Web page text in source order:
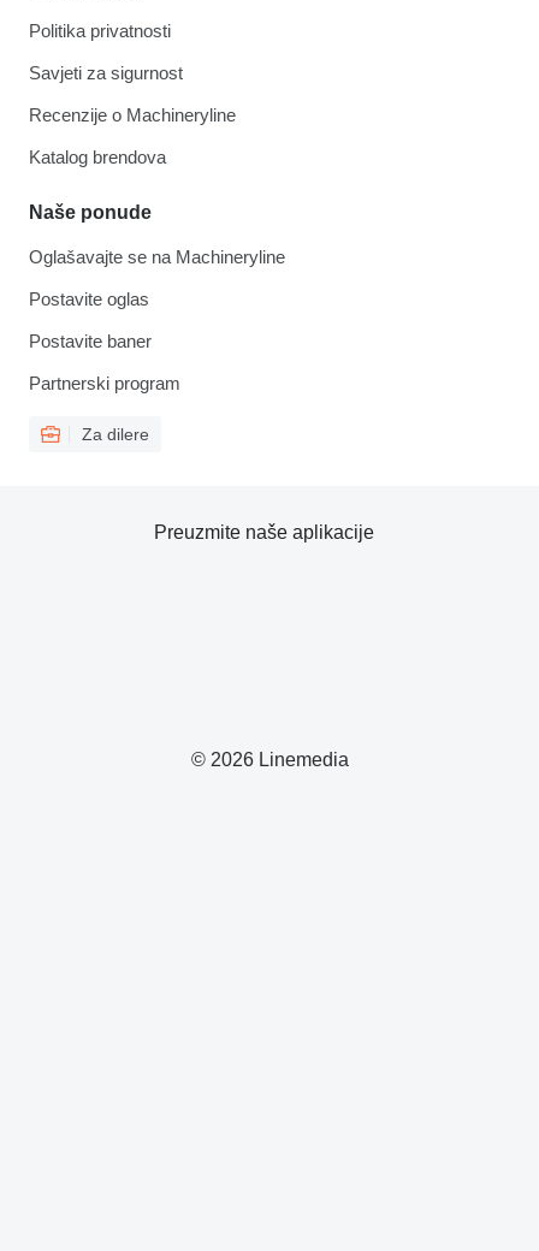
Politika privatnosti
Savjeti za sigurnost
Recenzije o Machineryline
Katalog brendova
Naše ponude
Oglašavajte se na Machineryline
Postavite oglas
Postavite baner
Partnerski program
Za dilere
© 2026 Linemedia
Preuzmite naše aplikacije